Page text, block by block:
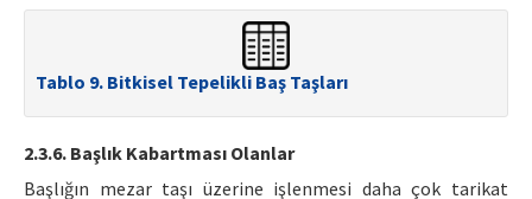
Tablo 9. Bitkisel Tepelikli Baş Taşları
2.3.6. Başlık Kabartması Olanlar
Başlığın mezar taşı üzerine işlenmesi daha çok tarikat